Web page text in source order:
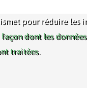
pour réduire les
dont les
traitées.